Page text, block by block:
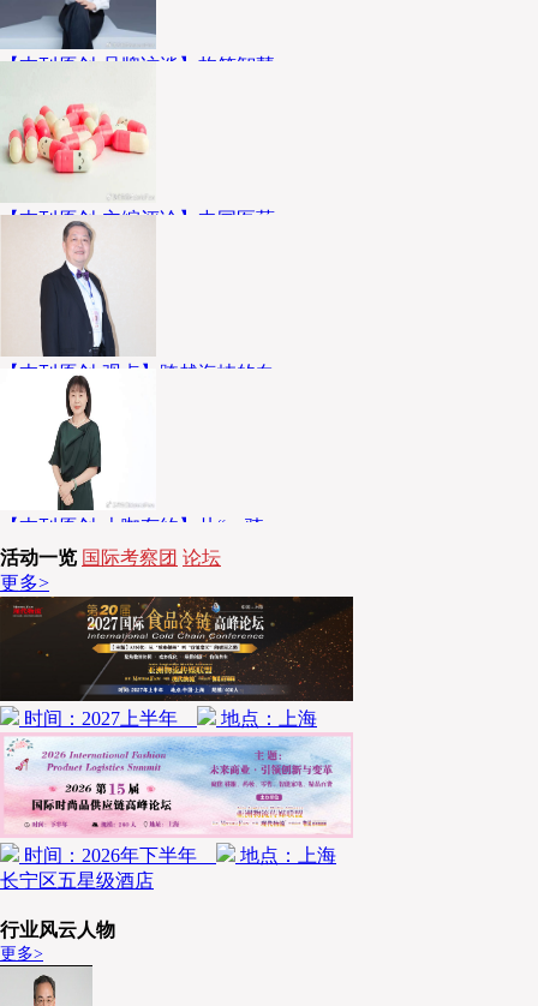
运输货物打包服务；低温仓储；...
【本刊原创-品牌访谈】构筑智慧
姓大药房（以下简称老百姓）成立于2001
年，以首创开架自选的平价药房模式开设
了长沙湘雅店，引领了中国新一...
【本刊原创-主编评论】中国医药
【本刊原创-主编评论】 编者按： 医药已
然成为紧随传统民生刚需之后的第八项生
活必备，渗透大众日常健康保障与民生消
费全过程。作为供应链领域的资...
【本刊原创-观点】跨越海峡的白
个人介绍 陈巨星 Kyosei 中国《现代物
流》杂志 董事长 中国台湾《物流技术与
战略》杂志 社长 中国台湾经济标准检验
局 物流及包装标准技术委员 毕业于日...
【本刊原创-大咖有约】从“一骑
宫秀玉女士，拥有近30年雀巢端到端供应
链成功管理经验，现任中物联物流科技智
库50人特聘专家、高校数字经济特聘教
授、《现代物流》编辑委员会成员...
活动一览 国际考察团 论坛
更多>
时间：2027上半年 地点：上海
时间：2026年下半年
地点：上海
长宁区五星级酒店
行业风云人物
更多>